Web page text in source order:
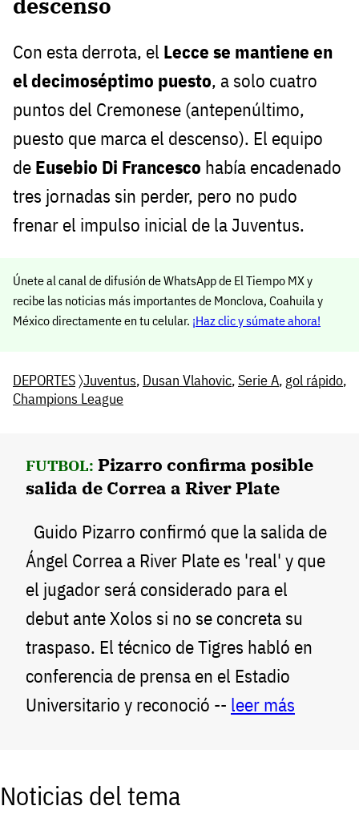
Con esta derrota, el Lecce se mantiene en
el decimoséptimo puesto, a solo cuatro
puntos del Cremonese (antepenúltimo,
puesto que marca el descenso). El equipo
de Eusebio Di Francesco había encadenado
tres jornadas sin perder, pero no pudo
frenar el impulso inicial de la Juventus.
Únete al canal de difusión de WhatsApp de El Tiempo MX y
recibe las noticias más importantes de Monclova, Coahuila y
México directamente en tu celular. ¡Haz clic y súmate ahora!
DEPORTES〉Juventus, Dusan Vlahovic, Serie A, gol rápido,
Champions League
FUTBOL: Pizarro confirma posible
salida de Correa a River Plate
Guido Pizarro confirmó que la salida de
Ángel Correa a River Plate es 'real' y que
el jugador será considerado para el
debut ante Xolos si no se concreta su
traspaso. El técnico de Tigres habló en
conferencia de prensa en el Estadio
Universitario y reconoció -- leer más
Noticias del tema